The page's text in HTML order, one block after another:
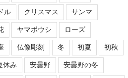
ル クリスマス サンマ
ヤマボウシ ローズ
仏像彫刻 冬 初夏 初秋
休み 安曇野 安曇野の冬